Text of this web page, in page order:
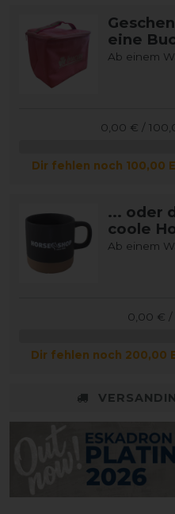
eine
Ab einem
0,00 € /
Dir fehlen noch 100,00
... oder
coole
Ab einem
0,00 € /
Dir fehlen noch 200,00